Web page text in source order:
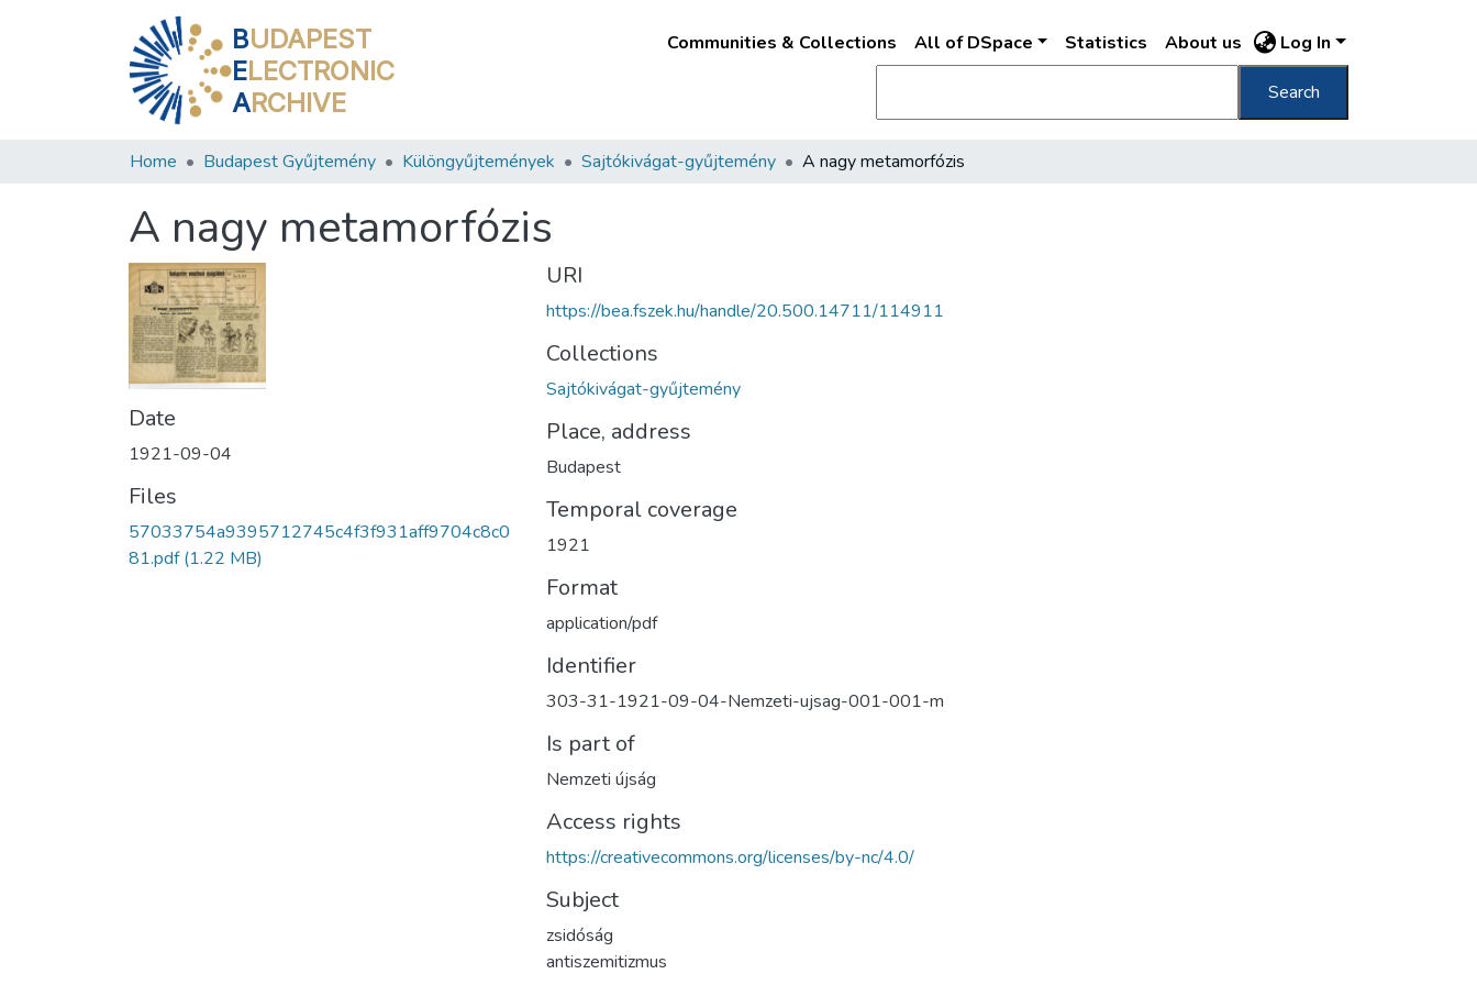
BUDAPEST
ELECTRONIC
ARCHIVE
Communities & Collections All of DSpace Statistics About us Log In
Search
Home Budapest Gyűjtemény Különgyűjtemények Sajtókivágat-gyűjtemény A nagy metamorfózis
A nagy metamorfózis
Date
1921-09-04
Files
57033754a9395712745c4f3f931aff9704c8c0
81.pdf(1.22 MB)
URI
https://bea.fszek.hu/handle/20.500.14711/114911
Collections
Sajtókivágat-gyűjtemény
Place, address
Budapest
Temporal coverage
1921
Format
application/pdf
Identifier
303-31-1921-09-04-Nemzeti-ujsag-001-001-m
Is part of
Nemzeti újság
Access rights
https://creativecommons.org/licenses/by-nc/4.0/
Subject
zsidóság
antiszemitizmus